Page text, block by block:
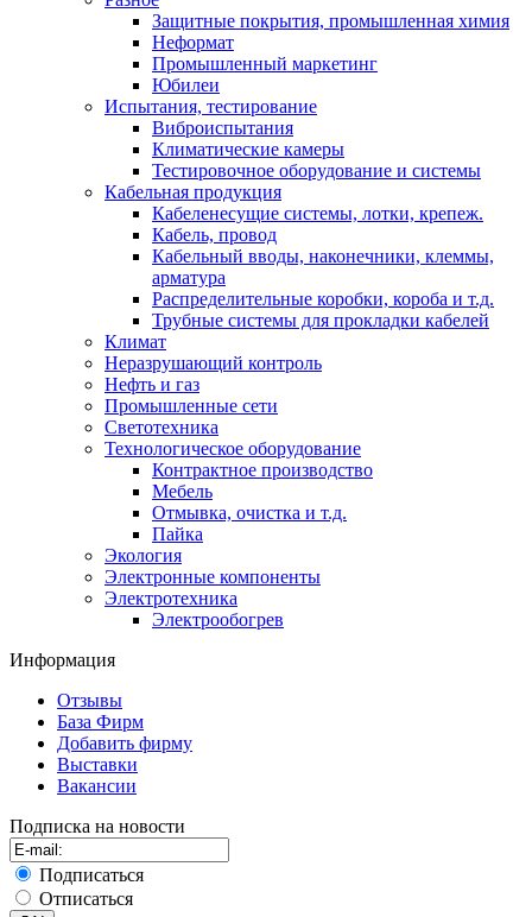
Защитные покрытия, промышленная химия
Неформат
Промышленный маркетинг
Юбилеи
Испытания, тестирование
Виброиспытания
Климатические камеры
Тестировочное оборудование и системы
Кабельная продукция
Кабеленесущие системы, лотки, крепеж.
Кабель, провод
Кабельный вводы, наконечники, клеммы,
арматура
Распределительные коробки, короба и т.д.
Трубные системы для прокладки кабелей
Климат
Неразрушающий контроль
Нефть и газ
Промышленные сети
Светотехника
Технологическое оборудование
Контрактное производство
Мебель
Отмывка, очистка и т.д.
Пайка
Экология
Электронные компоненты
Электротехника
Электрообогрев
Информация
Отзывы
База Фирм
Добавить фирму
Выставки
Вакансии
Подписка на новости
Подписаться
Отписаться